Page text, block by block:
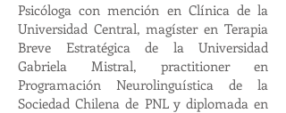
Psicóloga con mención en Clínica de la
Universidad Central, magíster en Terapia
Breve Estratégica de la Universidad
Gabriela Mistral, practitioner en
Programación Neurolinguística de la
Sociedad Chilena de PNL y diplomada en